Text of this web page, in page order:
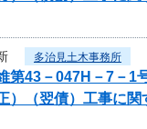
多治見土木事務所
維第43－047H－7
）（翌債）工事に関